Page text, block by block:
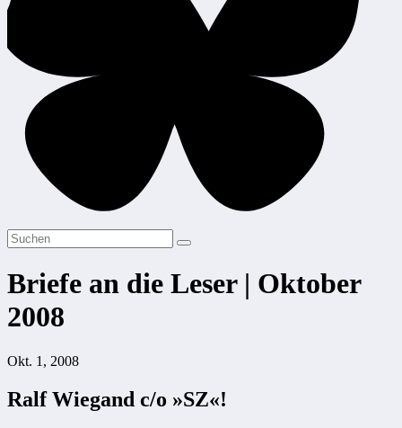
Briefe an die Leser | Oktober
2008
Okt. 1, 2008
Ralf Wiegand c/o »SZ«!